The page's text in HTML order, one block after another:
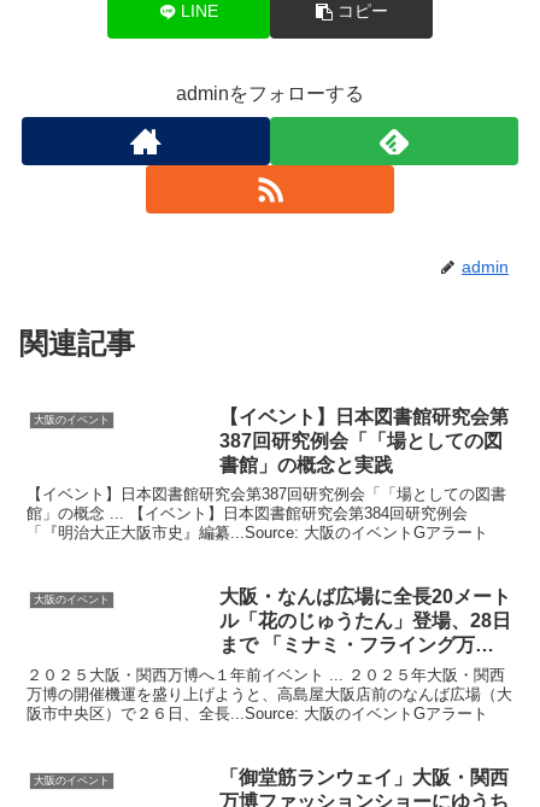
LINE コピー
adminをフォローする
admin
関連記事
大阪のイベント 【イベント 】日本図書館研究会第
387回研究例会「「場としての図
書館」の概念と実践
【イベント】日本図書館研究会第387回研究例会「「場としての図書
館」の概念 ... 【イベント】日本図書館研究会第384回研究例会
「『明治大正大阪市史』編纂...Source: 大阪のイベントGアラート
大阪のイベント 大阪 ・なんば広場に全長20メート
ル「花のじゅうたん」登場、28日
まで 「ミナミ・フライング万博
…
２０２５大阪・関西万博へ１年前イベント ... ２０２５年大阪・関西
万博の開催機運を盛り上げようと、高島屋大阪店前のなんば広場（大
阪市中央区）で２６日、全長...Source: 大阪のイベントGアラート
大阪のイベント 「御堂筋ランウェイ」 大阪 ・関西
万博ファッションショーにゆうち